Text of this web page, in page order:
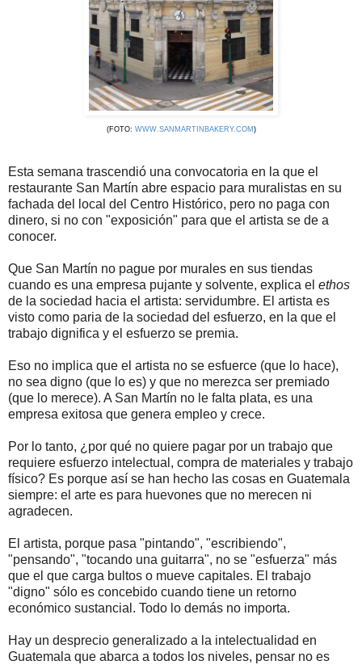
(FOTO: WWW.SANMARTINBAKERY.COM )
Esta semana trascendió una convocatoria en la que el
restaurante San Martín abre espacio para muralistas en su
fachada del local del Centro Histórico, pero no paga con
dinero, si no con "exposición" para que el artista se de a
conocer.
Que San Martín no pague por murales en sus tiendas
cuando es una empresa pujante y solvente, explica el ethos
de la sociedad hacia el artista: servidumbre. El artista es
visto como paria de la sociedad del esfuerzo, en la que el
trabajo dignifica y el esfuerzo se premia.
Eso no implica que el artista no se esfuerce (que lo hace),
no sea digno (que lo es) y que no merezca ser premiado
(que lo merece). A San Martín no le falta plata, es una
empresa exitosa que genera empleo y crece.
Por lo tanto, ¿por qué no quiere pagar por un trabajo que
requiere esfuerzo intelectual, compra de materiales y trabajo
físico? Es porque así se han hecho las cosas en Guatemala
siempre: el arte es para huevones que no merecen ni
agradecen.
El artista, porque pasa "pintando", "escribiendo",
"pensando", "tocando una guitarra", no se "esfuerza" más
que el que carga bultos o mueve capitales. El trabajo
"digno" sólo es concebido cuando tiene un retorno
económico sustancial. Todo lo demás no importa.
Hay un desprecio generalizado a la intelectualidad en
Guatemala que abarca a todos los niveles, pensar no es